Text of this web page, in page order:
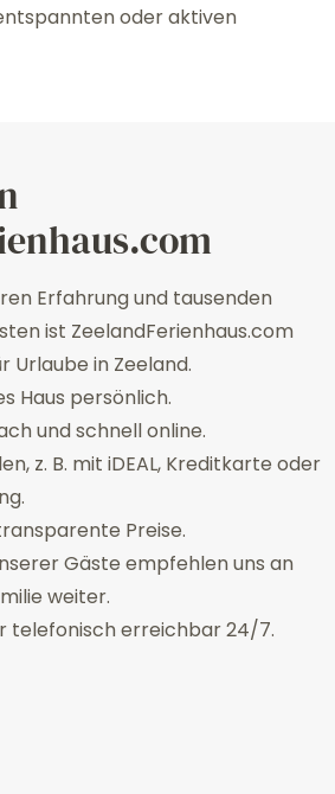
oder aktiven
Erfahrung und tausenden
ist ZeelandFerienhaus.com
Urlaube in Zeeland.
Haus persönlich.
und schnell online.
z. B. mit iDEAL, Kreditkarte oder
Preise.
Gäste empfehlen uns an
weiter.
telefonisch erreichbar 24/7.